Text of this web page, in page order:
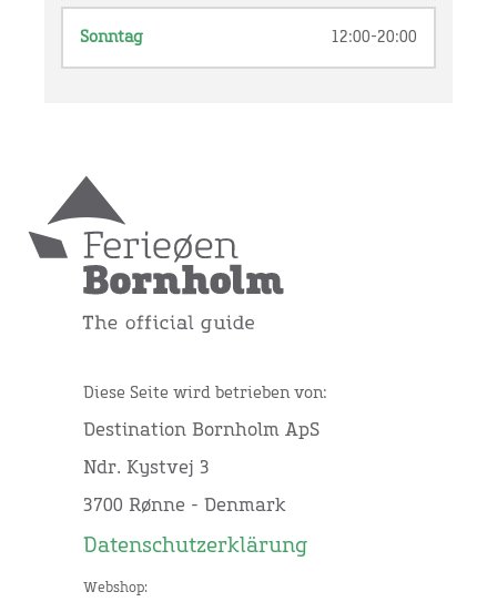
Sonntag 12:00-20:00
Diese Seite wird betrieben von:
Destination Bornholm ApS
Ndr. Kystvej 3
3700 Rønne - Denmark
Datenschutzerklärung
Webshop: